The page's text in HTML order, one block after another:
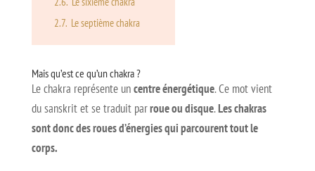
2.7. Le septième chakra
Mais qu’est ce qu’un chakra ?
Le chakra représente uncentre énergétique. Ce mot vient
du sanskrit et se traduit parroue ou disque.Les chakras
sont donc des roues d’énergies qui parcourent tout le
corps.